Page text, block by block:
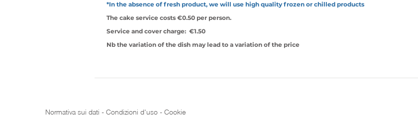
*In the absence of fresh product, we will use high quality frozen or chilled products
The cake service costs €0.50 per person.
Service and cover charge: €1.50
Nb the variation of the dish may lead to a variation of the price
Normativa sui dati - Condizioni d'uso - Cookie